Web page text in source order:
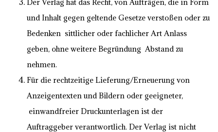
und Inhalt gegen geltende Gesetze verstoßen oder zu
Bedenken sittlicher oder fachlicher Art Anlass
geben, ohne weitere Begründung Abstand zu
nehmen.
Für die rechtzeitige Lieferung/Erneuerung von
Anzeigentexten und Bildern oder geeigneter,
einwandfreier Druckunterlagen ist der
Auftraggeber verantwortlich. Der Verlag ist nicht